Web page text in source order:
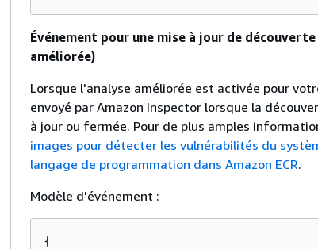
Événement pour une mise à jour de
améliorée)
Lorsque l'analyse améliorée est activée pour
envoyé par Amazon Inspector lorsque la
à jour ou fermée. Pour de plus amples
images pour détecter les vulnérabilités du
langage de programmation dans Amazon ECR.
Modèle d'événement :
{